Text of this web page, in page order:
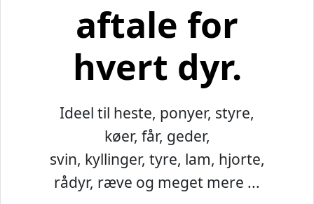
aftale for
hvert dyr.
Ideel til heste, ponyer, styre,
køer, får, geder,
svin, kyllinger, tyre, lam, hjorte,
rådyr, ræve og meget mere ...